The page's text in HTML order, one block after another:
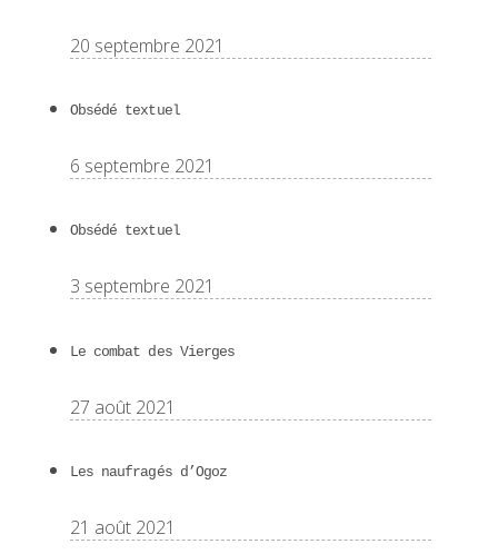
20 septembre 2021
Obsédé textuel
6 septembre 2021
Obsédé textuel
3 septembre 2021
Le combat des Vierges
27 août 2021
Les naufragés d’Ogoz
21 août 2021